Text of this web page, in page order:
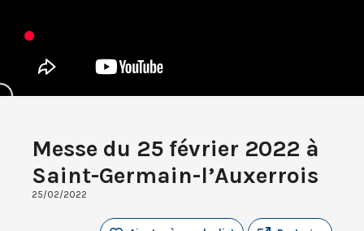
Messe du 25 février 2022 à
Saint-Germain-l’Auxerrois
25/02/2022